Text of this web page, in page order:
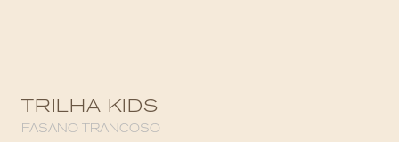
TRILHA KIDS
FASANO TRANCOSO